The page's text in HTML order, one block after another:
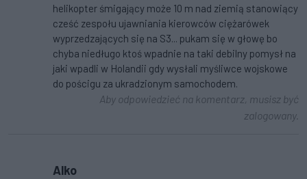
helikopter śmigający może 10 m nad ziemią stanowiący
cześć zespołu ujawniania kierowców ciężarówek
wyprzedzających się na S3... pukam się w głowę bo
chyba niedługo ktoś wpadnie na taki debilny pomysł na
jaki wpadli w Holandii gdy wysłali myśliwce wojskowe
do pościgu za ukradzionym samochodem.
Aby odpowiedzieć na komentarz, musisz być
zalogowany.
Alko